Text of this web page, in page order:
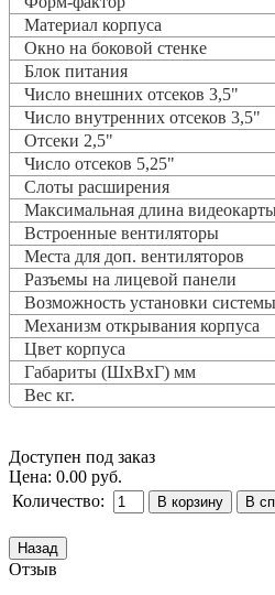
Материал корпуса
Окно на боковой стенке
Блок питания
Число внешних отсеков 3,5"
Число внутренних отсеков 3,5"
Отсеки 2,5"
Число отсеков 5,25"
Слоты расширения
Максимальная длина
Встроенные вентиляторы
Места для доп. вентиляторов
Разъемы на лицевой панели
Возможность установки
Механизм открывания корпуса
Цвет корпуса
Габариты (ШхВхГ) мм
Вес кг.
Доступен под заказ
Цена: 0.00 руб.
Количество:
Отзыв